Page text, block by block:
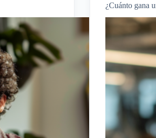
¿Cuánto gana